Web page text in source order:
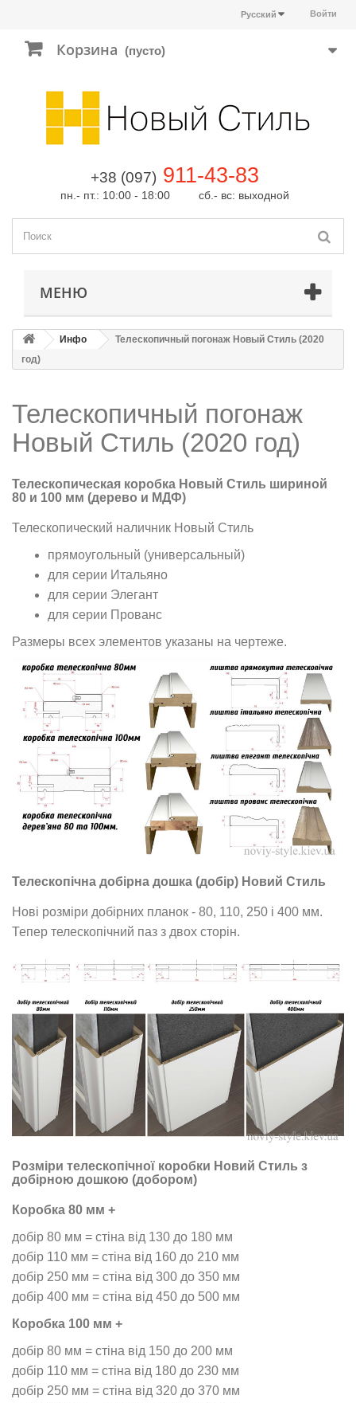
Войти
Русский
Корзина (пусто)
+38 (097) 911-43-83
пн.- пт.: 10:00 - 18:00 сб.- вс: выходной
МЕНЮ
Инфо
Телескопичный погонаж Новый Стиль (2020
год)
Телескопичный погонаж
Новый Стиль (2020 год)
Телескопическая коробка Новый Стиль шириной
80 и 100 мм (дерево и МДФ)
Телескопический наличник Новый Стиль
прямоугольный (универсальный)
для серии Итальяно
для серии Элегант
для серии Прованс
Размеры всех элементов указаны на чертеже.
Телескопічна добірна дошка (добір) Новий Стиль
Нові розміри добірних планок - 80, 110, 250 і 400 мм.
Тепер телескопічний паз з двох сторін.
Розміри телескопічної коробки Новий Стиль з
добірною дошкою (добором)
Коробка 80 мм +
добір 80 мм = стіна від 130 до 180 мм
добір 110 мм = стіна від 160 до 210 мм
добір 250 мм = стіна від 300 до 350 мм
добір 400 мм = стіна від 450 до 500 мм
Коробка 100 мм +
добір 80 мм = стіна від 150 до 200 мм
добір 110 мм = стіна від 180 до 230 мм
добір 250 мм = стіна від 320 до 370 мм